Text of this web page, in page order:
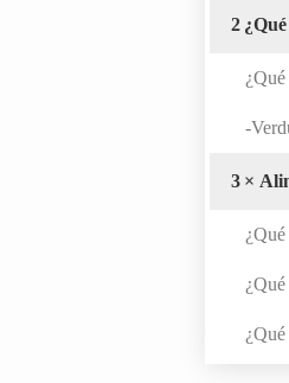
2
-
3 ×